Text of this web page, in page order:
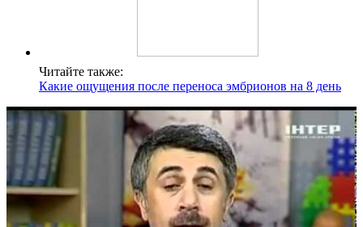
Читайте также:
Какие ощущения после переноса эмбрионов на 8 день